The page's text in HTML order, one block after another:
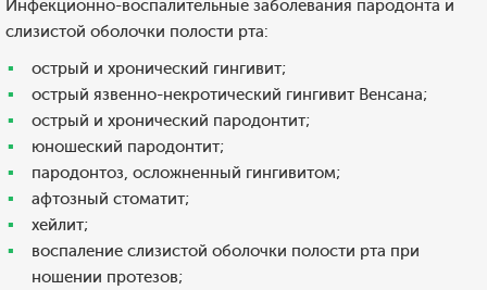
Инфекционно-воспалительные заболевания пародонта и
слизистой оболочки полости рта:
острый и хронический гингивит;
острый язвенно-некротический гингивит Венсана;
острый и хронический пародонтит;
юношеский пародонтит;
пародонтоз, осложненный гингивитом;
афтозный стоматит;
хейлит;
воспаление слизистой оболочки полости рта при
ношении протезов;